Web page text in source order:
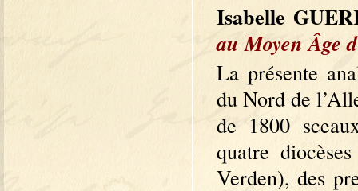
Isabelle
au Moyen Âge
La présente
du Nord de
de 1800
quatre
Verden), des